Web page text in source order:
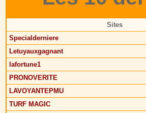
Sites
Specialderniere
Letuyauxgagnant
lafortune1
PRONOVERITE
LAVOYANTEPMU
TURF MAGIC